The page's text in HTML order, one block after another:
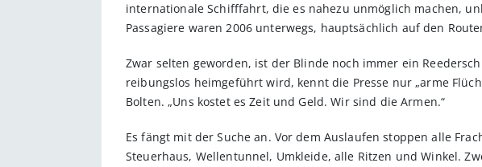
internationale Schifffahrt, die es nahezu unmöglich machen,
Passagiere waren 2006 unterwegs, hauptsächlich auf den
Zwar selten geworden, ist der Blinde noch immer ein
reibungslos heimgeführt wird, kennt die Presse nur „arme
Bolten. „Uns kostet es Zeit und Geld. Wir sind die Armen.“
Es fängt mit der Suche an. Vor dem Auslaufen stoppen alle
Steuerhaus, Wellentunnel, Umkleide, alle Ritzen und Winkel.